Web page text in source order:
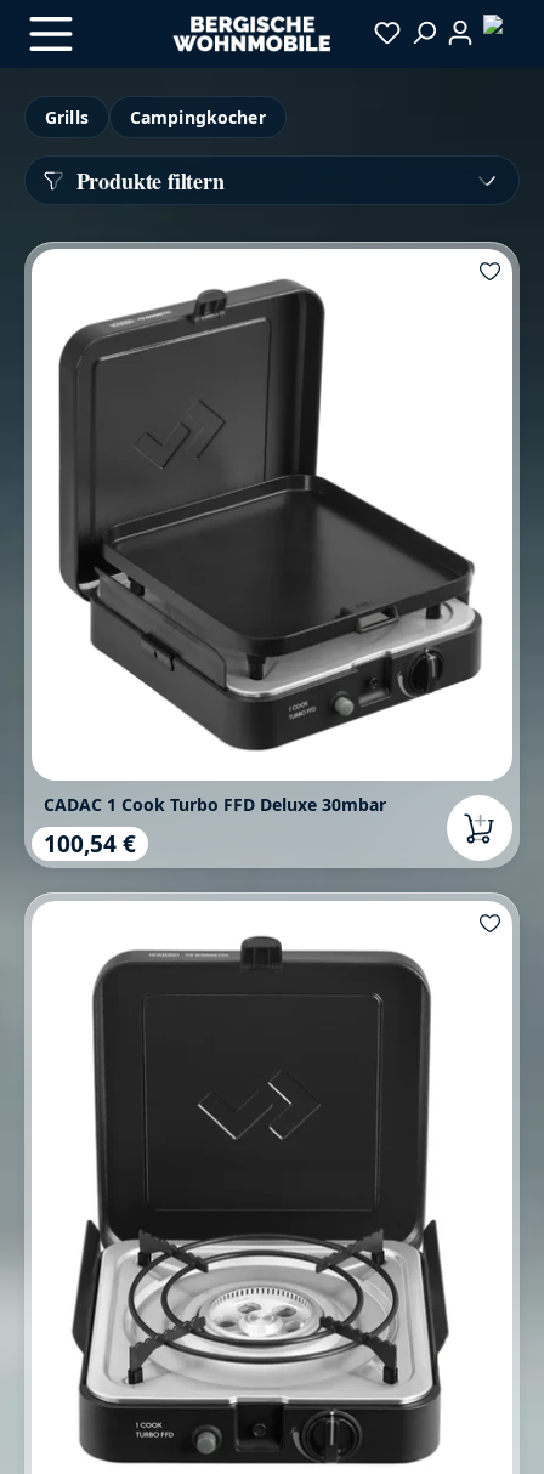
Zum Hauptinhalt springen
Grills
Campingkocher
Produkte filtern
CADAC 1 Cook Turbo FFD Deluxe 30mbar
Regulärer Preis:
100,54 €